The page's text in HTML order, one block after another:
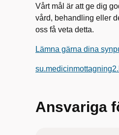
Vårt mål är att ge dig
vård, behandling eller
oss få veta detta.
Lämna gärna dina
Ansvariga